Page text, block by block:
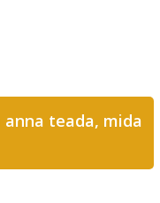
teada, mida